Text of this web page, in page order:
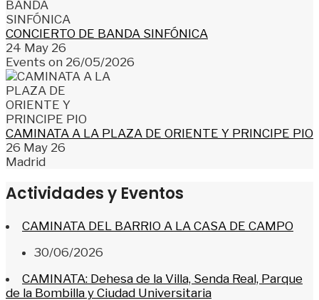
CONCIERTO DE BANDA SINFÓNICA
24 May 26
Events on 26/05/2026
CAMINATA A LA PLAZA DE ORIENTE Y PRINCIPE PIO
26 May 26
Madrid
Actividades y Eventos
CAMINATA DEL BARRIO A LA CASA DE CAMPO
30/06/2026
CAMINATA: Dehesa de la Villa, Senda Real, Parque
de la Bombilla y Ciudad Universitaria